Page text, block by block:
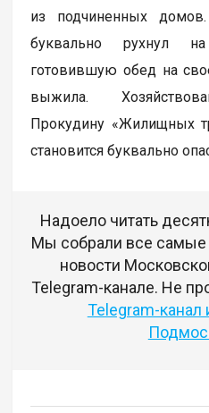
из подчиненных
буквально рухнул
готовившую обед на
выжила.
Прокудину «Жилищных
становится буквально
Надоело читать
Мы собрали все
новости
Telegram-канале. Не
Telegram-канал